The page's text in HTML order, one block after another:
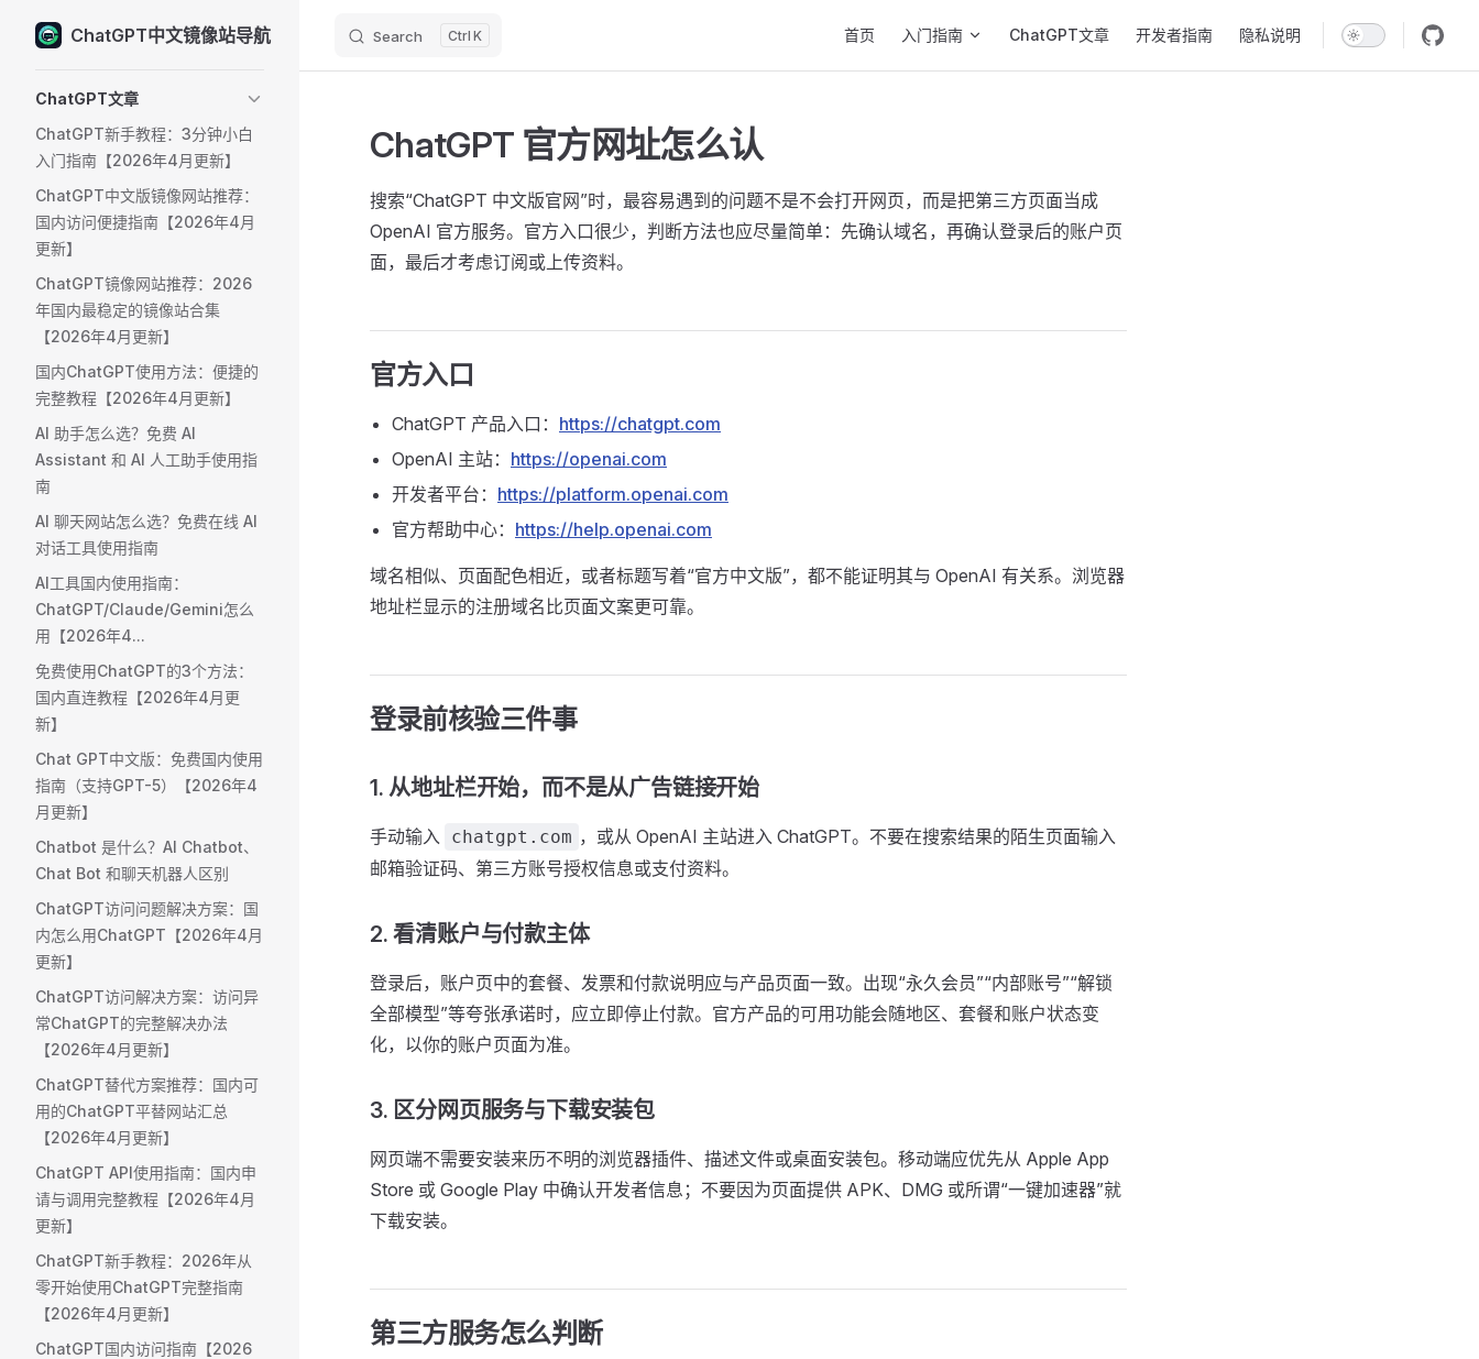
Skip to content
ChatGPT中文镜像站导航 Search K 首页 入门指南 ChatGPT文章 开发者指南 隐私说明
ChatGPT文章
ChatGPT新手教程：3分钟小白
入门指南【2026年4月更新】
ChatGPT中文版镜像网站推荐：
国内访问便捷指南【2026年4月
更新】
ChatGPT镜像网站推荐：2026
年国内最稳定的镜像站合集
【2026年4月更新】
国内ChatGPT使用方法：便捷的
完整教程【2026年4月更新】
AI 助手怎么选？免费 AI
Assistant 和 AI 人工助手使用指
南
AI 聊天网站怎么选？免费在线 AI
对话工具使用指南
AI工具国内使用指南：
ChatGPT/Claude/Gemini怎么
用【2026年4...
免费使用ChatGPT的3个方法：
国内直连教程【2026年4月更
新】
Chat GPT中文版：免费国内使用
指南（支持GPT-5）【2026年4
月更新】
Chatbot 是什么？AI Chatbot、
Chat Bot 和聊天机器人区别
ChatGPT访问问题解决方案：国
内怎么用ChatGPT【2026年4月
更新】
ChatGPT访问解决方案：访问异
常ChatGPT的完整解决办法
【2026年4月更新】
ChatGPT替代方案推荐：国内可
用的ChatGPT平替网站汇总
【2026年4月更新】
ChatGPT API使用指南：国内申
请与调用完整教程【2026年4月
更新】
ChatGPT新手教程：2026年从
零开始使用ChatGPT完整指南
【2026年4月更新】
ChatGPT国内访问指南【2026
ChatGPT 官方网址怎么认
搜索“ChatGPT 中文版官网”时，最容易遇到的问题不是不会打开网页，而是把第三方页面当成
OpenAI 官方服务。官方入口很少，判断方法也应尽量简单：先确认域名，再确认登录后的账户页
面，最后才考虑订阅或上传资料。
官方入口
ChatGPT 产品入口： https://chatgpt.com
OpenAI 主站： https://openai.com
开发者平台： https://platform.openai.com
官方帮助中心： https://help.openai.com
域名相似、页面配色相近，或者标题写着“官方中文版”，都不能证明其与 OpenAI 有关系。浏览器
地址栏显示的注册域名比页面文案更可靠。
登录前核验三件事
1. 从地址栏开始，而不是从广告链接开始
手动输入 chatgpt.com ，或从 OpenAI 主站进入 ChatGPT。不要在搜索结果的陌生页面输入
邮箱验证码、第三方账号授权信息或支付资料。
2. 看清账户与付款主体
登录后，账户页中的套餐、发票和付款说明应与产品页面一致。出现“永久会员”“内部账号”“解锁
全部模型”等夸张承诺时，应立即停止付款。官方产品的可用功能会随地区、套餐和账户状态变
化，以你的账户页面为准。
3. 区分网页服务与下载安装包
网页端不需要安装来历不明的浏览器插件、描述文件或桌面安装包。移动端应优先从 Apple App
Store 或 Google Play 中确认开发者信息；不要因为页面提供 APK、DMG 或所谓“一键加速器”就
下载安装。
第三方服务怎么判断